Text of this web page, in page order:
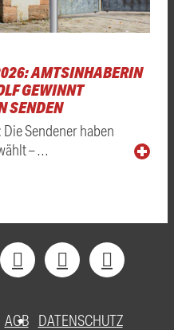
AMTSINHABERIN
GEWINNT
SENDEN
Sendener haben
– …
AGB DATENSCHUTZ